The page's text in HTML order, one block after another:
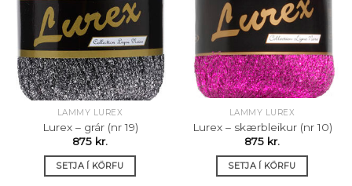
Setja á
óskalista
LAMMY LUREX
Lurex – grár (nr 19)
875 kr.
SETJA Í KÖRFU
Setja á
óskalista
LAMMY LUREX
Lurex – skærbleikur (nr 10)
875 kr.
SETJA Í KÖRFU